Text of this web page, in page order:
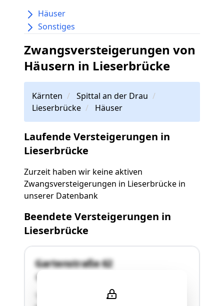
Häuser
Sonstiges
Zwangsversteigerungen von
Häusern in Lieserbrücke
Kärnten
Spittal an der Drau
Lieserbrücke
Häuser
Laufende Versteigerungen in
Lieserbrücke
Zurzeit haben wir keine aktiven
Zwangsversteigerungen in Lieserbrücke in
unserer Datenbank
Beendete Versteigerungen in
Lieserbrücke
Gartenstraße 62
"Einfamilienwohnhaus mit Carport/Garage und